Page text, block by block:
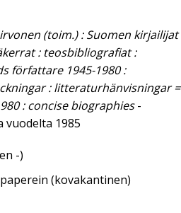
(toim.) : Suomen kirjailijat
: teosbibliografiat :
författare 1945-1980 :
: litteraturhänvisningar =
: concise biographies-
vuodelta 1985
-)
(kovakantinen)